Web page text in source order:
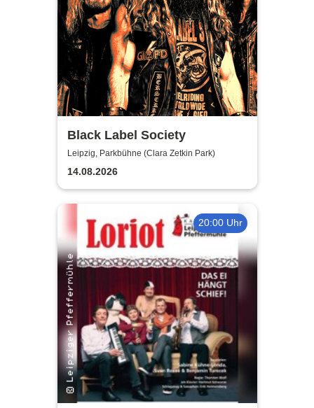
Black Label Society
Leipzig, Parkbühne (Clara Zetkin Park)
14.08.2026
20:00 Uhr